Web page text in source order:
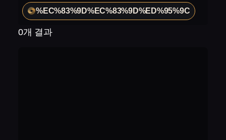
%EC%83%9D%EC%83%9D%ED%95%9C
0개 결과